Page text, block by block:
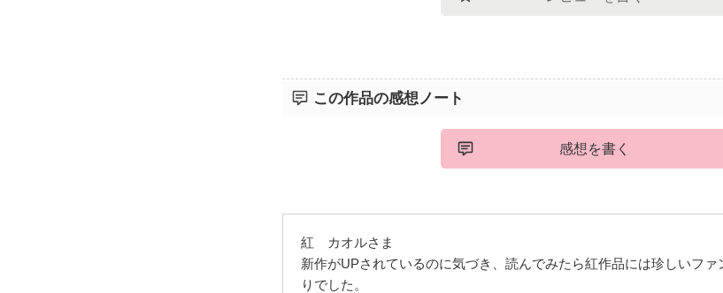
この作品の感想ノート
感想を書く
紅 カオルさま
新作がUPされているのに気づき、読んでみたら紅作品には珍しいファ
りでした。